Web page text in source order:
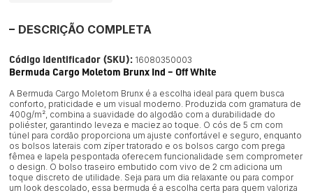
DESCRIÇÃO COMPLETA
Código Identificador (SKU): 16080350003
Bermuda Cargo Moletom Brunx Ind – Off White
A Bermuda Cargo Moletom Brunx é a escolha ideal para quem busca
conforto, praticidade e um visual moderno. Produzida com gramatura de
400g/m², combina a suavidade do algodão com a durabilidade do
poliéster, garantindo leveza e maciez ao toque. O cós de 5 cm com
túnel para cordão proporciona um ajuste confortável e seguro, enquanto
os bolsos laterais com zíper tratorado e os bolsos cargo com prega
fêmea e lapela pespontada oferecem funcionalidade sem comprometer
o design. O bolso traseiro embutido com vivo de 2 cm adiciona um
toque discreto de utilidade. Seja para um dia relaxante ou para compor
um look descolado, essa bermuda é a escolha certa para quem valoriza